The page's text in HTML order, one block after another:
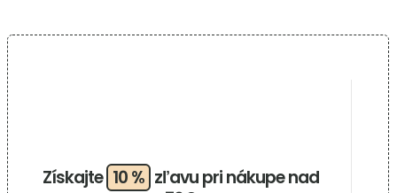
Získajte 10 % zľavu pri nákupe nad